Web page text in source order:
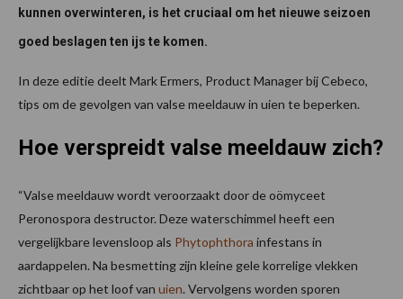
kunnen overwinteren, is het cruciaal om het nieuwe seizoen
goed beslagen ten ijs te komen.
In deze editie deelt Mark Ermers, Product Manager bij Cebeco,
tips om de gevolgen van valse meeldauw in uien te beperken.
Hoe verspreidt valse meeldauw zich?
“Valse meeldauw wordt veroorzaakt door de oömyceet
Peronospora destructor. Deze waterschimmel heeft een
vergelijkbare levensloop als Phytophthora infestans in
aardappelen. Na besmetting zijn kleine gele korrelige vlekken
zichtbaar op het loof van uien. Vervolgens worden sporen